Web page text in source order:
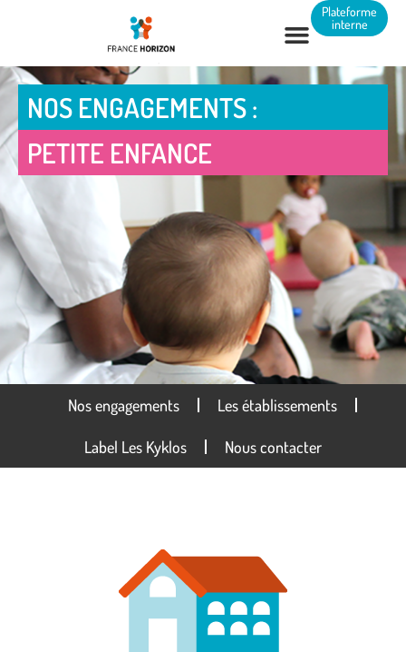
Plateforme
interne
NOS ENGAGEMENTS :
PETITE ENFANCE
Nos engagements Les établissements
Label Les Kyklos Nous contacter